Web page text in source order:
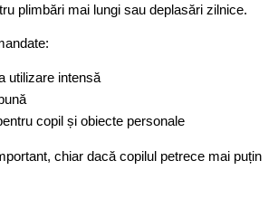
plimbări mai lungi sau deplasări zilnice.
utilizare intensă
copil și obiecte personale
chiar dacă copilul petrece mai puțin